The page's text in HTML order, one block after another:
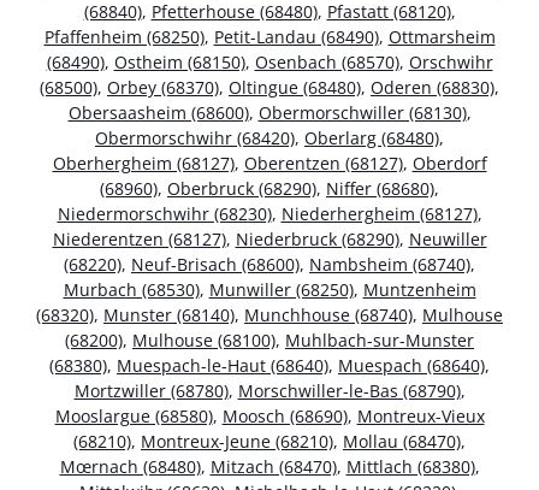
(68840), Pfetterhouse (68480), Pfastatt (68120),
Pfaffenheim (68250), Petit-Landau (68490), Ottmarsheim
(68490), Ostheim (68150), Osenbach (68570), Orschwihr
(68500), Orbey (68370), Oltingue (68480), Oderen (68830),
Obersaasheim (68600), Obermorschwiller (68130),
Obermorschwihr (68420), Oberlarg (68480),
Oberhergheim (68127), Oberentzen (68127), Oberdorf
(68960), Oberbruck (68290), Niffer (68680),
Niedermorschwihr (68230), Niederhergheim (68127),
Niederentzen (68127), Niederbruck (68290), Neuwiller
(68220), Neuf-Brisach (68600), Nambsheim (68740),
Murbach (68530), Munwiller (68250), Muntzenheim
(68320), Munster (68140), Munchhouse (68740), Mulhouse
(68200), Mulhouse (68100), Muhlbach-sur-Munster
(68380), Muespach-le-Haut (68640), Muespach (68640),
Mortzwiller (68780), Morschwiller-le-Bas (68790),
Mooslargue (68580), Moosch (68690), Montreux-Vieux
(68210), Montreux-Jeune (68210), Mollau (68470),
Mœrnach (68480), Mitzach (68470), Mittlach (68380),